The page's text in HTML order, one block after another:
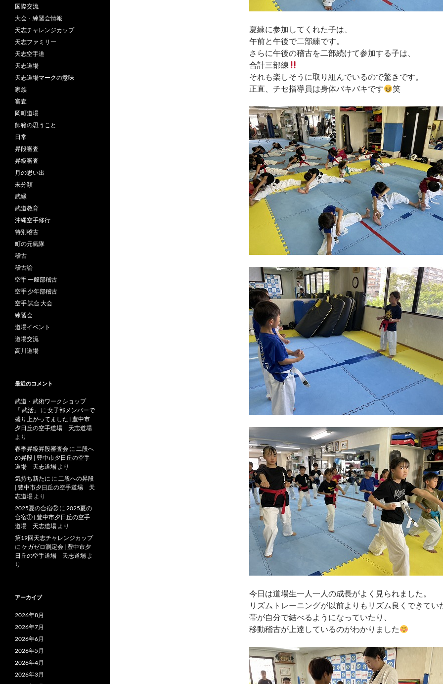
夏練に参加してくれた子は、
午前と午後で二部練です。
さらに午後の稽古を二部続けて参加する子は、
合計三部練
それも楽しそうに取り組んでいるので驚きです。
正直、チセ指導員は身体バキバキです
笑
今日は道場生一人一人の成長がよく見られました。
リズムトレーニングが以前よりもリズム良くできてい
帯が自分で結べるようになっていたり、
移動稽古が上達しているのがわかりました
国際交流
大会・練習会情報
天志チャレンジカップ
天志ファミリー
天志空手道
天志道場
天志道場マークの意味
家族
審査
岡町道場
師範の思うこと
日常
昇段審査
昇級審査
月の思い出
未分類
武縁
武道教育
沖縄空手修行
特別稽古
町の元氣隊
稽古
稽古論
空手 一般部稽古
空手 少年部稽古
空手 試合 大会
練習会
道場イベント
道場交流
高川道場
最近のコメント
武道・武術ワークショップ
「 武活」
に 女子部メンバーで
盛り上がってました | 豊中市
夕日丘の空手道場 天志道場
より
春季昇級昇段審査会 に 二段へ
の昇段 | 豊中市夕日丘の空手
道場 天志道場 より
気持ち新たに に 二段への昇段
| 豊中市夕日丘の空手道場 天
志道場 より
2025夏の合宿② に 2025夏の
合宿① | 豊中市夕日丘の空手
道場 天志道場 より
第19回天志チャレンジカップ
に ケガゼロ測定会 | 豊中市夕
日丘の空手道場 天志道場 よ
り
アーカイブ
2026年8月
2026年7月
2026年6月
2026年5月
2026年4月
2026年3月